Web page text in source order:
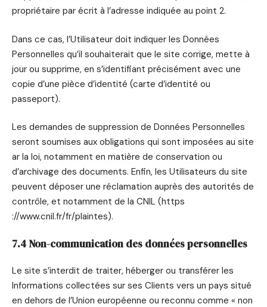
propriétaire par écrit à l’adresse indiquée au point 2.
Dans ce cas, l’Utilisateur doit indiquer les Données
Personnelles qu’il souhaiterait que le site corrige, mette à
jour ou supprime, en s’identifiant précisément avec une
copie d’une pièce d’identité (carte d’identité ou
passeport).
Les demandes de suppression de Données Personnelles
seront soumises aux obligations qui sont imposées au site
ar la loi, notamment en matière de conservation ou
d’archivage des documents. Enfin, les Utilisateurs du site
peuvent déposer une réclamation auprès des autorités de
contrôle, et notamment de la CNIL (https
://www.cnil.fr/fr/plaintes).
7.4 Non-communication des données personnelles
Le site s’interdit de traiter, héberger ou transférer les
Informations collectées sur ses Clients vers un pays situé
en dehors de l’Union européenne ou reconnu comme « non